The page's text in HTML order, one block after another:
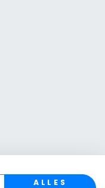
ALLES